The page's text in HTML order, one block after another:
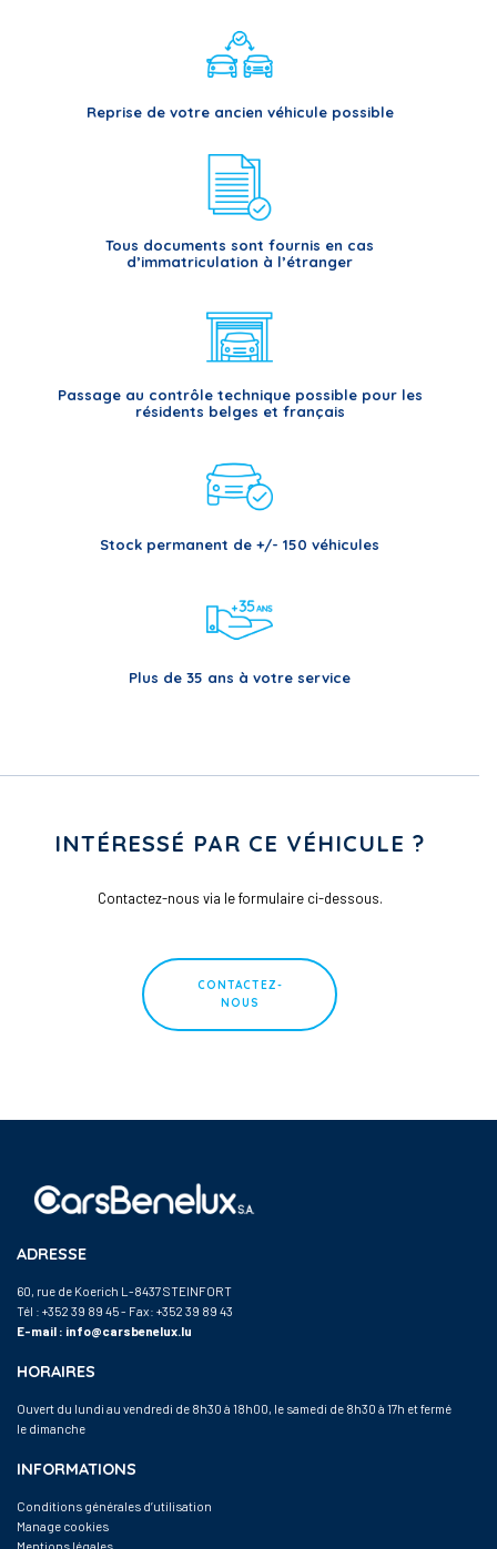
Reprise de votre ancien véhicule possible
Tous documents sont fournis en cas
d’immatriculation à l’étranger
Passage au contrôle technique possible pour les
résidents belges et français
Stock permanent de +/- 150 véhicules
Plus de 35 ans à votre service
INTÉRESSÉ PAR CE VÉHICULE ?
Contactez-nous via le formulaire ci-dessous.
CONTACTEZ-
NOUS
ADRESSE
60, rue de Koerich L-8437 STEINFORT
Tél : +352 39 89 45- Fax: +352 39 89 43
E-mail : info@carsbenelux.lu
HORAIRES
Ouvert du lundi au vendredi de 8h30 à 18h00, le samedi de 8h30 à 17h et fermé
le dimanche
INFORMATIONS
Conditions générales d’utilisation
Manage cookies
Mentions légales